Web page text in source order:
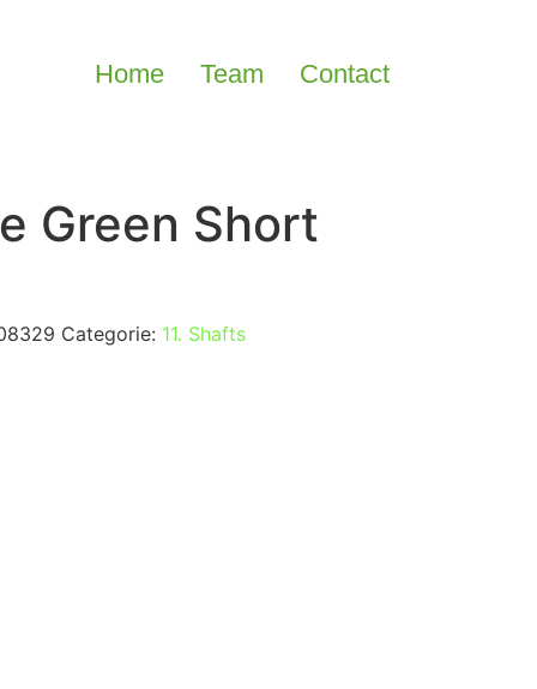
Home Team Contact
Green Short
Categorie: 11. Shafts